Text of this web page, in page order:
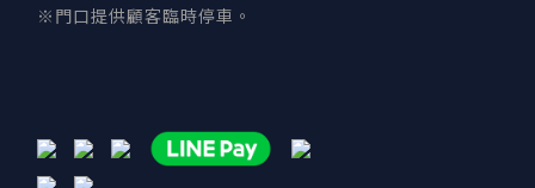
※門口提供顧客臨時停車。